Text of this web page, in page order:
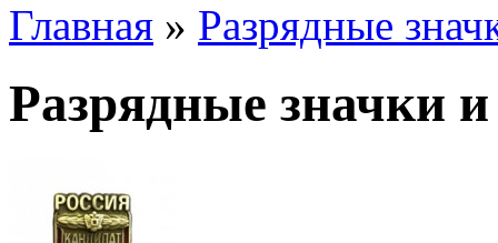
Главная » Разрядные
Разрядные значки